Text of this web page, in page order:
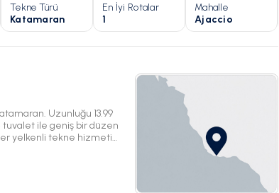
Tekne Türü
Katamaran
En İyi Rotalar
1
Mahalle
Ajaccio
Uzunluğu 13.99
tuvalet ile geniş bir düzen
yelkenli tekne hizmeti
çıkarın.